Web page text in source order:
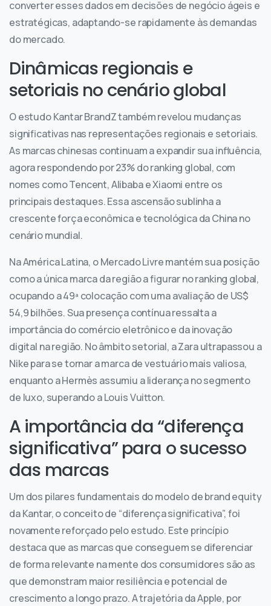
converter esses dados em decisões de negócio ágeis e
estratégicas, adaptando-se rapidamente às demandas
do mercado.
Dinâmicas regionais e
setoriais no cenário global
O estudo Kantar BrandZ também revelou mudanças
significativas nas representações regionais e setoriais.
As marcas chinesas continuam a expandir sua influência,
agora respondendo por 23% do ranking global, com
nomes como Tencent, Alibaba e Xiaomi entre os
principais destaques. Essa ascensão sublinha a
crescente força econômica e tecnológica da China no
cenário mundial.
Na América Latina, o Mercado Livre mantém sua posição
como a única marca da região a figurar no ranking global,
ocupando a 49ª colocação com uma avaliação de US$
54,9 bilhões. Sua presença contínua ressalta a
importância do comércio eletrônico e da inovação
digital na região. No âmbito setorial, a Zara ultrapassou a
Nike para se tornar a marca de vestuário mais valiosa,
enquanto a Hermès assumiu a liderança no segmento
de luxo, superando a Louis Vuitton.
A importância da “diferença
significativa” para o sucesso
das marcas
Um dos pilares fundamentais do modelo de brand equity
da Kantar, o conceito de “diferença significativa”, foi
novamente reforçado pelo estudo. Este princípio
destaca que as marcas que conseguem se diferenciar
de forma relevante na mente dos consumidores são as
que demonstram maior resiliência e potencial de
crescimento a longo prazo. A trajetória da Apple, por